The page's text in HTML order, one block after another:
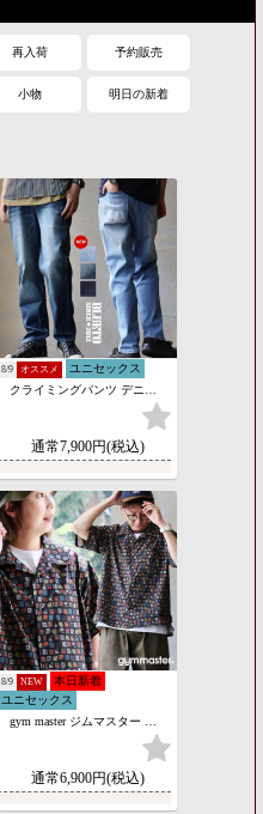
再入荷 予約販売
小物 明日の新着
8/9 オススメ
ユニセックス
クライミングパンツ デニム メンズ レディース ストレッチ テーパード ウエストリブ ガゼットクロッチ 丈夫 ユーズドウォッシュ パティ BLUETO
通常7,900円(税込)
8/9 NEW
本日新着
ユニセックス
gym master ジムマスター シャツ 5分袖 メンズ レディース 開襟 オープンカラー 総柄 花柄 ストライプドビー織り 薄手 軽い 重ね着 パティ
通常6,900円(税込)